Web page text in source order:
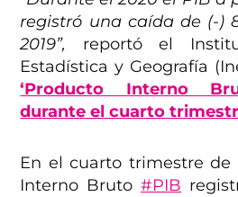
registró una caída de (-)
2019”,
reportó el
Estadística y Geografía
‘Producto Interno
durante el cuarto
En el cuarto trimestre de
Interno Bruto#PIB